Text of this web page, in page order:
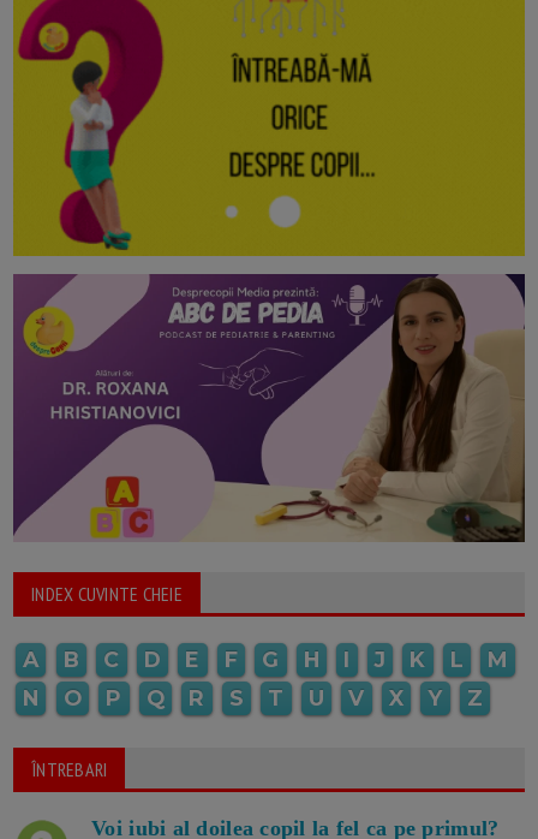
INDEX CUVINTE CHEIE
A B C D E F G H I J K L
M
N
O P Q R S T U V X Y Z
ÎNTREBARI
Voi iubi al doilea copil la fel ca pe primul?